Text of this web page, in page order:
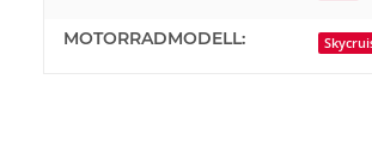
MOTORRADMODELL: